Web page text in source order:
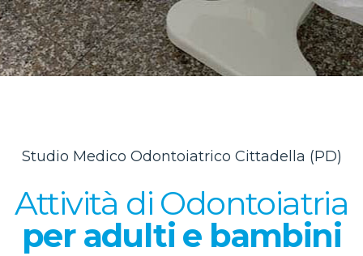
Studio Medico Odontoiatrico Cittadella (PD)
Attività di Odontoiatria
per adulti e bambini